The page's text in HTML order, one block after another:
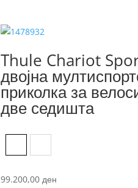
Thule Chariot
двојна
приколка за
две седишта
99.200,00 ден